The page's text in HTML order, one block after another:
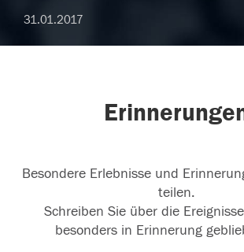
31.01.2017
Besondere Erlebnisse und
teilen.
Schreiben Sie über die
besonders in Erinnerung